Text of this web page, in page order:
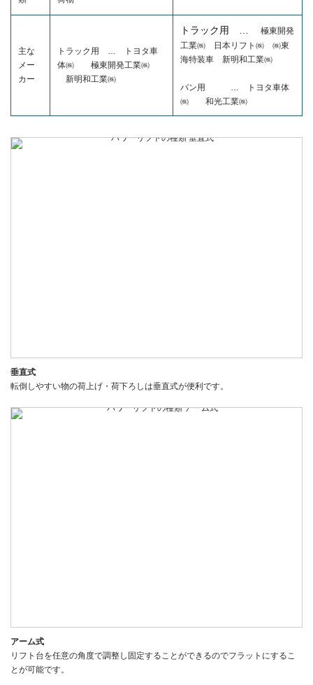
主な
メー
カー
トラック用 … トヨタ車
体㈱ 極東開発工業㈱
新明和工業㈱
トラック用 …
極東開発
工業㈱ 日本リフト㈱ ㈱東
海特装車 新明和工業㈱
バン用 … トヨタ車体
㈱ 和光工業㈱
垂直式
転倒しやすい物の荷上げ・荷下ろしは垂直式が便利です。
アーム式
リフト台を任意の角度で調整し固定することができるのでフラットにするこ
とが可能です。